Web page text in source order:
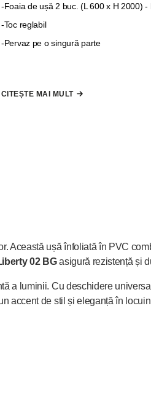
-Foaia de ușă 2 buc. (L 600 x H 2000) -
-Toc reglabil
-Pervaz pe o singură parte
suplimentare", în cazul în care
CITEȘTE MAI MULT
Această ușă înfoliată în PVC
02 BGasigură rezistență și
a luminii. Cu deschidere
accent de stil și eleganță în